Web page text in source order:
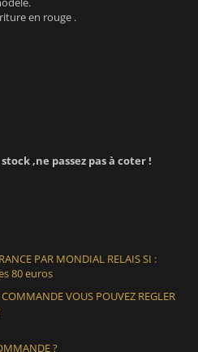
en rouge .
,ne passez pas à coter !
PAR MONDIAL RELAIS SI :
80 euros
VOUS POUVEZ REGLER
?